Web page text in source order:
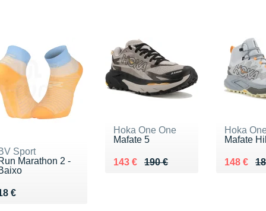
Sport
Marathon 2 -
€ 18 €
Hoka One One
Mafate 5
190 €
Au lieu de 190 €
143 €
Vendu 143 €
Hoka
Mafate
Au lieu
148 €
Vendu